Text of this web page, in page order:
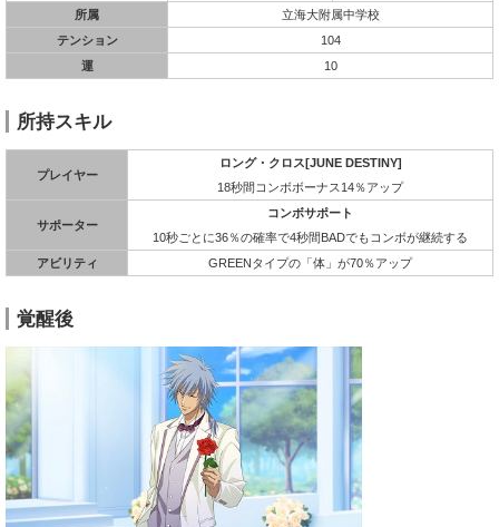
所属
立海大附属中学校
テンション
104
運
10
所持スキル
プレイヤー
ロング・クロス[JUNE DESTINY]
18秒間コンボボーナス14％アップ
サポーター
コンボサポート
10秒ごとに36％の確率で4秒間BADでもコンボが継続する
アビリティ
GREENタイプの「体」が70％アップ
覚醒後